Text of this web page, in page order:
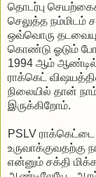
தொடர்பு
செலுத்த நம்மிடம்
ஒவ்வொரு
கொண்டு ஓடும்
1994 ஆம் ஆண்டில்
ராக்கெட்
நிலையில் தான்
இருக்கிறோம்.
PSLV
உருவாக்குவதற்கு
என்னும் சக்தி